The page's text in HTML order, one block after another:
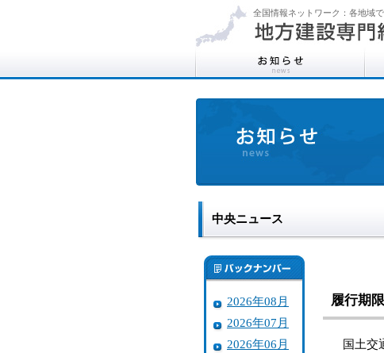
全国情報ネットワーク：各地域
中央ニュース
2026年08月
2026年07月
2026年06月
履行期
国土交